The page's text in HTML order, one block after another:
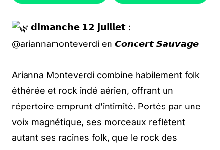
𝗱𝗶𝗺𝗮𝗻𝗰𝗵𝗲 𝟭𝟮 𝗷𝘂𝗶𝗹𝗹𝗲𝘁 :
@ariannamonteverdi en 𝘾𝙤𝙣𝙘𝙚𝙧𝙩 𝙎𝙖𝙪𝙫𝙖𝙜𝙚
Arianna Monteverdi combine habilement folk
éthérée et rock indé aérien, offrant un
répertoire emprunt d’intimité. Portés par une
voix magnétique, ses morceaux reflètent
autant ses racines folk, que le rock des